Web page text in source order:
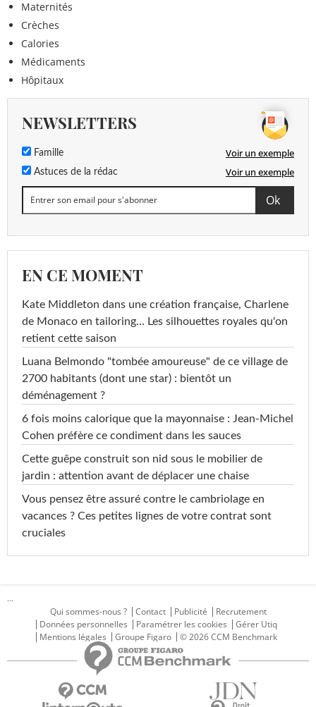
Maternités
Crèches
Calories
Médicaments
Hôpitaux
NEWSLETTERS
Famille Voir un exemple
Astuces de la rédac Voir un exemple
EN CE MOMENT
Kate Middleton dans une création française, Charlene
de Monaco en tailoring… Les silhouettes royales qu'on
retient cette saison
Luana Belmondo "tombée amoureuse" de ce village de
2700 habitants (dont une star) : bientôt un
déménagement ?
6 fois moins calorique que la mayonnaise : Jean-Michel
Cohen préfère ce condiment dans les sauces
Cette guêpe construit son nid sous le mobilier de
jardin : attention avant de déplacer une chaise
Vous pensez être assuré contre le cambriolage en
vacances ? Ces petites lignes de votre contrat sont
cruciales
...
Qui sommes-nous ?
Contact Publicité
Recrutement
Données personnelles
Paramétrer les cookies
Gérer Utiq
Mentions légales
Groupe Figaro © 2026 CCM Benchmark